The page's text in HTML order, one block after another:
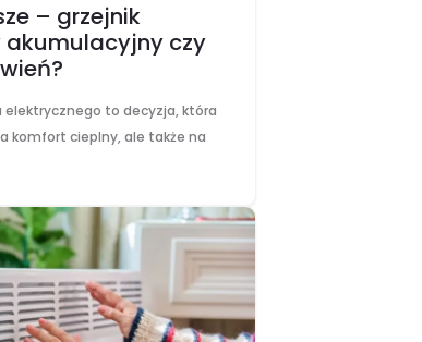
– grzejnik
akumulacyjny czy
elektrycznego to decyzja, która
komfort cieplny, ale także na
akumulacyjny czy na
rozwiązania mają swoich…